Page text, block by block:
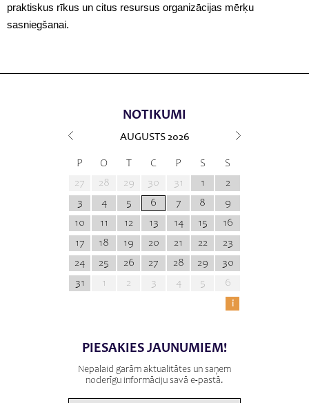
praktiskus rīkus un citus resursus organizācijas mērķu
sasniegšanai.
NOTIKUMI
AUGUSTS 2026
P O T C P S
S
27
28 29 30 31 1
2
3
4 5 6 7 8
9
10
11 12 13 14 15
16
17
18 19 20 21 22
23
24
25 26 27 28 29
30
31
1 2 3 4 5
6
i
PIESAKIES JAUNUMIEM!
Nepalaid garām aktualitātes un saņem
noderīgu informāciju savā e-pastā.